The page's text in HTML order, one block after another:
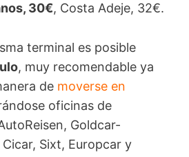
30€, Costa Adeje, 32€.
terminal es posible
, muy recomendable ya
de moverse en
oficinas de
Goldcar-
Sixt, Europcar y